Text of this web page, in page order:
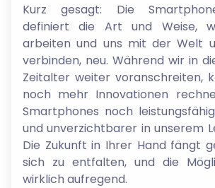
Kurz gesagt: Die
definiert die Art und Weise,
arbeiten und uns mit der Welt
verbinden, neu. Während wir in
Zeitalter weiter voranschreiten,
noch mehr Innovationen
Smartphones noch
und unverzichtbarer in unserem
Die Zukunft in Ihrer Hand fängt
sich zu entfalten, und die
wirklich aufregend.